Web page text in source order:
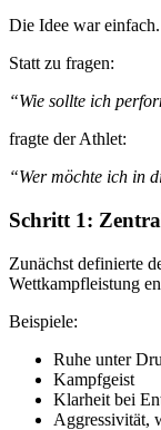
Die Idee war einfach.
Statt zu fragen:
“Wie sollte ich
fragte der Athlet:
“Wer möchte ich in
Schritt 1:
Zunächst definierte
Wettkampfleistung
Beispiele:
Ruhe unter
Kampfgeist
Klarheit bei
Aggressivität,